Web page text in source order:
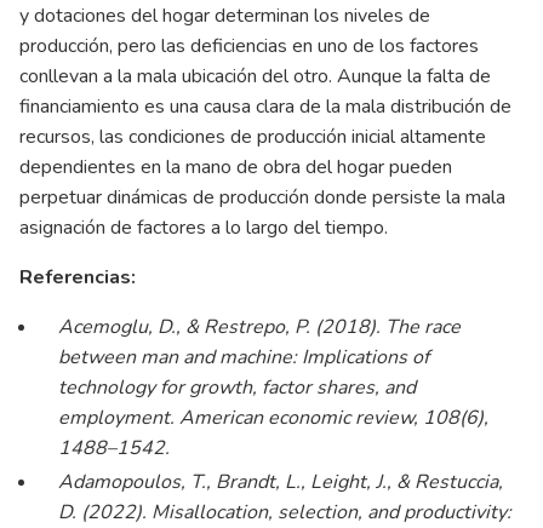
y dotaciones del hogar determinan los niveles de
producción, pero las deficiencias en uno de los factores
conllevan a la mala ubicación del otro. Aunque la falta de
financiamiento es una causa clara de la mala distribución de
recursos, las condiciones de producción inicial altamente
dependientes en la mano de obra del hogar pueden
perpetuar dinámicas de producción donde persiste la mala
asignación de factores a lo largo del tiempo.
Referencias:
Acemoglu, D., & Restrepo, P. (2018). The race
between man and machine: Implications of
technology for growth, factor shares, and
employment. American economic review, 108(6),
1488–1542.
Adamopoulos, T., Brandt, L., Leight, J., & Restuccia,
D. (2022). Misallocation, selection, and productivity: